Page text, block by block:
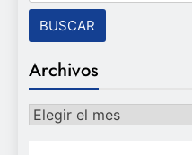
Archivos
Archivos